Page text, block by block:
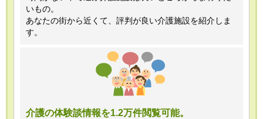
いもの。
あなたの街から近くて、評判が良い介護施設を紹介しま
す。
介護の体験談情報を1.2万件閲覧可能。